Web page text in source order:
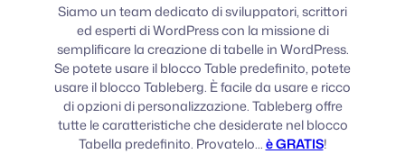
Siamo un team dedicato di sviluppatori, scrittori
ed esperti di WordPress con la missione di
semplificare la creazione di tabelle in WordPress.
Se potete usare il blocco Table predefinito, potete
usare il blocco Tableberg. È facile da usare e ricco
di opzioni di personalizzazione. Tableberg offre
tutte le caratteristiche che desiderate nel blocco
Tabella predefinito. Provatelo...è GRATIS!